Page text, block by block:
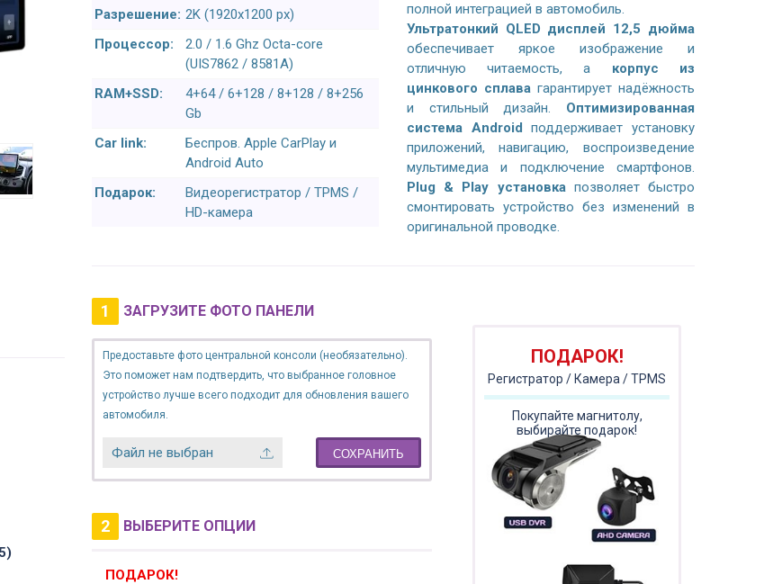
Разрешение: 2K (1920x1200 px)
Процессор:
2.0 / 1.6 Ghz Octa-core
(UIS7862 / 8581A)
RAM+SSD:
4+64 / 6+128 / 8+128 / 8+256
Gb
Car link:
Беспров. Apple CarPlay и
Android Auto
Подарок:
Видеорегистратор / TPMS /
HD-камера
полной интеграцией в автомобиль.
Ультратонкий QLED дисплей 12,5 дюйма
обеспечивает яркое изображение и
отличную читаемость, а корпус из
цинкового сплавагарантирует надёжность
и стильный дизайн. Оптимизированная
система Android поддерживает установку
приложений, навигацию, воспроизведение
мультимедиа и подключение смартфонов.
Plug & Play установкапозволяет быстро
смонтировать устройство без изменений в
оригинальной проводке.
1 ЗАГРУЗИТЕ ФОТО ПАНЕЛИ
Предоставьте фото центральной консоли (необязательно).
Это поможет нам подтвердить, что выбранное головное
устройство лучше всего подходит для обновления вашего
автомобиля.
Файл не выбран СОХРАНИТЬ
2 ВЫБЕРИТЕ ОПЦИИ
ПОДАРОК!
ПОДАРОК!
Регистратор / Камера / TPMS
Покупайте магнитолу,
выбирайте подарок!